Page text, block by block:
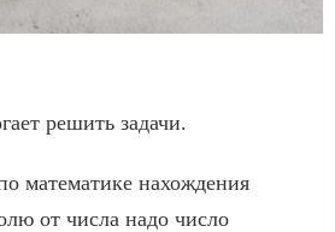
решить задачи.
математике нахождения
от числа надо число